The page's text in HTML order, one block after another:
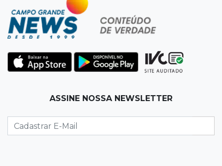
Governador quer que Imasul assuma
licenciamento de rodovias da Rota da
Celulose
10:25 Dourados
Após brilhar na Copa LNF, goleiro do
Morte no trânsito e casamento de bisavó são
destaques da semana
ASSINE NOSSA NEWSLETTER